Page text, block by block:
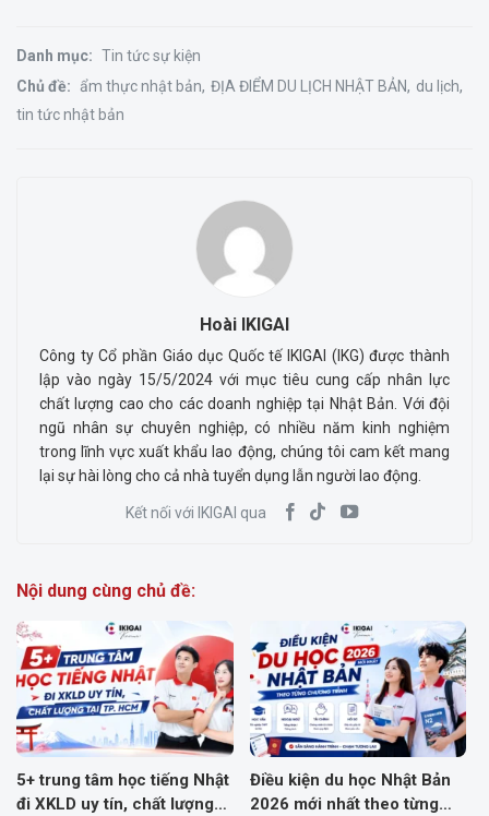
Danh mục: Tin tức sự kiện
Chủ đề:
ẩm thực nhật bản ĐỊA ĐIỂM DU LỊCH NHẬT BẢN
du lịch
tin tức nhật bản
Hoài IKIGAI
Công ty Cổ phần Giáo dục Quốc tế IKIGAI (IKG) được thành
lập vào ngày 15/5/2024 với mục tiêu cung cấp nhân lực
chất lượng cao cho các doanh nghiệp tại Nhật Bản. Với đội
ngũ nhân sự chuyên nghiệp, có nhiều năm kinh nghiệm
trong lĩnh vực xuất khẩu lao động, chúng tôi cam kết mang
lại sự hài lòng cho cả nhà tuyển dụng lẫn người lao động.
Kết nối với IKIGAI qua
Nội dung cùng chủ đề:
5+ trung tâm học tiếng Nhật
đi XKLD uy tín, chất lượng
Điều kiện du học Nhật Bản
2026 mới nhất theo từng